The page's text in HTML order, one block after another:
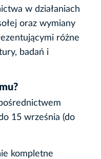
w działaniach
oraz wymiany
różne
badań i
15 września (do
kompletne